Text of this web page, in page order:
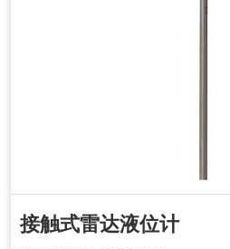
接触式雷达液位计